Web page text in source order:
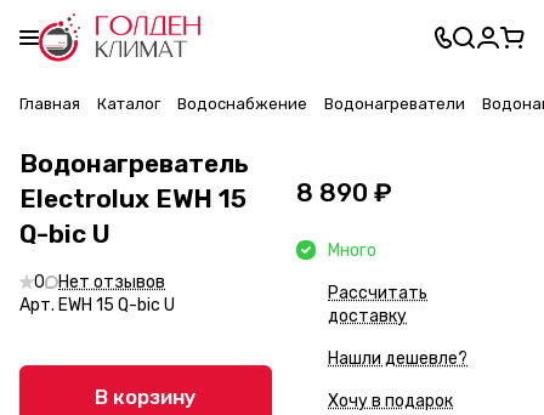
Главная Каталог Водоснабжение Водонагреватели
Водонагреватель
Electrolux EWH 15
Q-bic U
0
Нет отзывов
Арт. EWH 15 Q-bic U
В корзину
8 890 ₽
Много
Рассчитать
доставку
Нашли дешевле?
Хочу в подарок